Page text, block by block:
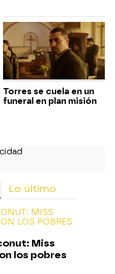
Torres se cuela en un
funeral en plan misión
Lo último
MISS
LOS POBRES
Miss
los pobres